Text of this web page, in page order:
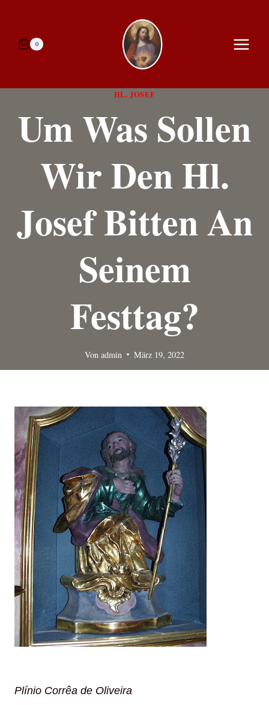
springen0
HL. JOSEF
Um Was Sollen
Wir Den Hl.
Josef Bitten An
Seinem
Festtag?
Von admin März 19, 2022
Plínio Corrêa de Oliveira